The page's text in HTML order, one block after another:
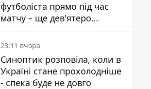
футболіста прямо під час
матчу – ще дев'ятеро
постраждали
23:11 вчора
Синоптик розповіла, коли в
Україні стане прохолодніше
- спека буде не довго